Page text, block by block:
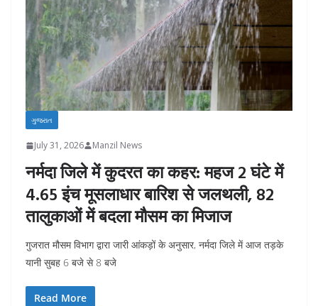
ગુજરાત
July 31, 2026 Manzil News
नर्मदा जिले में कुदरत का कहर: महज 2 घंटे में
4.65 इंच मूसलाधार बारिश से जलथली, 82
तालुकाओं में बदला मौसम का मिजाज
गुजरात मौसम विभाग द्वारा जारी आंकड़ों के अनुसार, नर्मदा जिले में आज तड़के
यानी सुबह 6 बजे से 8 बजे
Read More